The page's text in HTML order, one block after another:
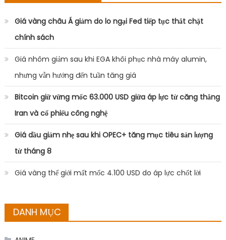
Giá vàng châu Á giảm do lo ngại Fed tiếp tục thắt chặt
chính sách
Giá nhôm giảm sau khi EGA khôi phục nhà máy alumin,
nhưng vẫn hướng đến tuần tăng giá
Bitcoin giữ vững mốc 63.000 USD giữa áp lực từ căng thẳng
Iran và cổ phiếu công nghệ
Giá dầu giảm nhẹ sau khi OPEC+ tăng mục tiêu sản lượng
từ tháng 8
Giá vàng thế giới mất mốc 4.100 USD do áp lực chốt lời
DANH MỤC